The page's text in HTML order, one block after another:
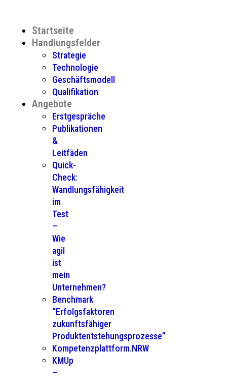
Startseite
Handlungsfelder
Strategie
Technologie
Geschäftsmodell
Qualifikation
Angebote
Erstgespräche
Publikationen
&
Leitfäden
Quick-
Check:
Wandlungsfähigkeit
im
Test
–
Wie
agil
ist
mein
Unternehmen?
Benchmark
“Erfolgsfaktoren
zukunftsfähiger
Produktentstehungsprozesse”
Kompetenzplattform.NRW
KMUp
–